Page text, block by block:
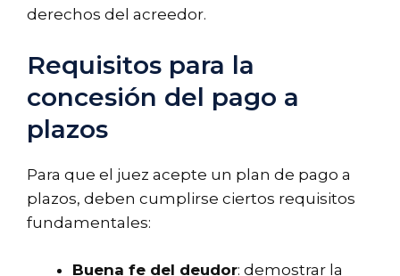
derechos del acreedor.
Requisitos para la
concesión del pago a
plazos
Para que el juez acepte un plan de pago a
plazos, deben cumplirse ciertos requisitos
fundamentales:
Buena fe del deudor: demostrar la